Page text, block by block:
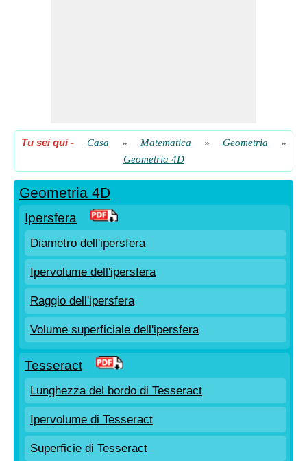
Tu sei qui- Casa » Matematica » Geometria
»
Geometria 4D
Geometria 4D
Ipersfera
Diametro dell'ipersfera
Ipervolume dell'ipersfera
Raggio dell'ipersfera
Volume superficiale dell'ipersfera
Tesseract
Lunghezza del bordo di Tesseract
Ipervolume di Tesseract
Superficie di Tesseract